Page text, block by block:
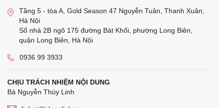
Tầng 5 - tòa A, Gold Season 47 Nguyễn Tuân, Thanh Xuân,
Hà Nội
Số nhà 2B ngõ 175 đường Bát Khối, phường Long Biên,
quận Long Biên, Hà Nội
0936 99 3933
CHỊU TRÁCH NHIỆM NỘI DUNG
Bà Nguyễn Thùy Linh